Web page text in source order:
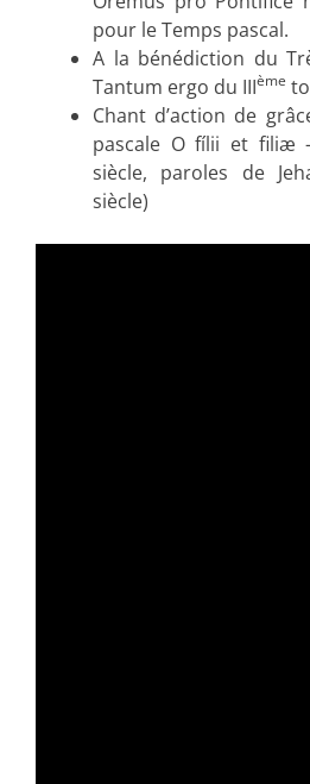
pour le Temps pascal.
A la bénédiction du
Tantum ergo du IIIème
Chant d’action de
pascale O fílii et filiæ
siècle, paroles de
siècle)